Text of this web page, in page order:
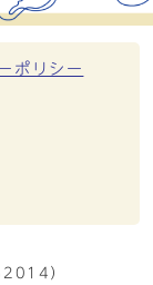
ポリシー
）